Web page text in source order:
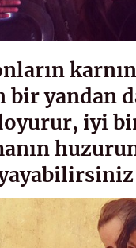
bir yandan
iyi
yayabilirsiniz